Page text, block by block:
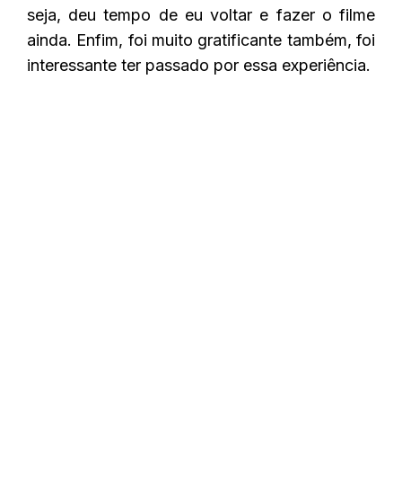
seja, deu tempo de eu voltar e fazer o filme
ainda. Enfim, foi muito gratificante também, foi
interessante ter passado por essa experiência.